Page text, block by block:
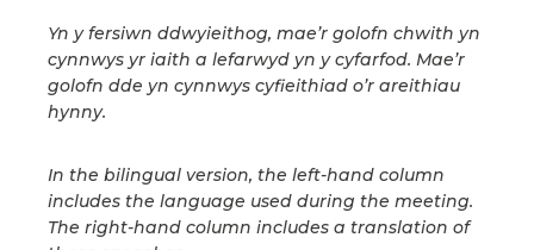
Yn y fersiwn ddwyieithog, mae’r golofn chwith yn
cynnwys yr iaith a lefarwyd yn y cyfarfod. Mae’r
golofn dde yn cynnwys cyfieithiad o’r areithiau
hynny.
In the bilingual version, the left-hand column
includes the language used during the meeting.
The right-hand column includes a translation of